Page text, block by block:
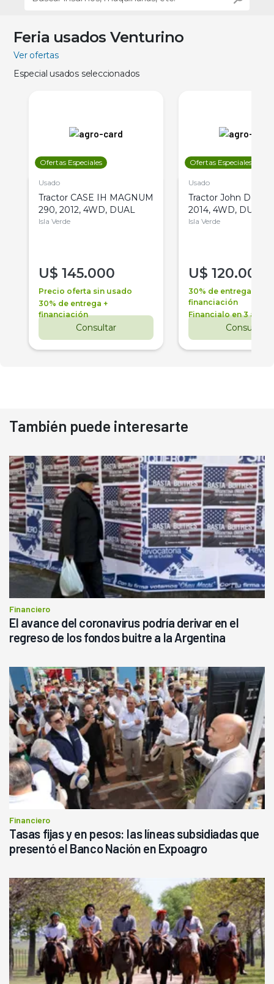
Feria usados Venturino
Ver ofertas
Especial usados seleccionados
Ofertas Especiales
Usado
Tractor CASE IH MAGNUM
290, 2012, 4WD, DUAL
Isla Verde
U$ 145.000
Precio oferta sin usado
30% de entrega +
financiación
Consultar
Ofertas Especiales
Usado
Tractor John Deere
2014, 4WD, DUAL
Isla Verde
U$ 120.000
30% de entrega +
financiación
Financialo en 3 años
Consultar
También puede interesarte
Financiero
El avance del coronavirus podría derivar en el
regreso de los fondos buitre a la Argentina
Financiero
Tasas fijas y en pesos: las líneas subsidiadas que
presentó el Banco Nación en Expoagro